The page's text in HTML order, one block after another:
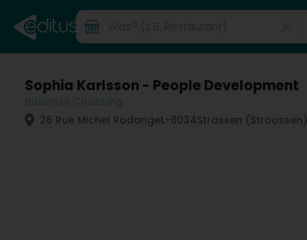
Sophia Karlsson - People Development
26 Rue Michel RodangeL-8034Strassen (Stroossen)